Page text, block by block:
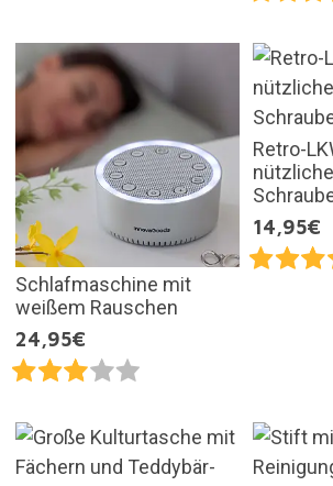
Schlafmaschine mit
weißem Rauschen
24,95€
Retro-
14,95€